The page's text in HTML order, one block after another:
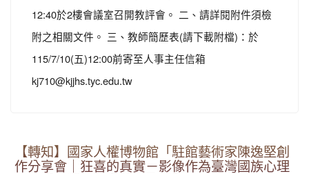
12:40於2樓會議室召開教評會。 二、請詳閱附件須檢
附之相關文件。 三、教師簡歷表(請下載附檔)：於
115/7/10(五)12:00前寄至人事主任信箱
kj710@kjjhs.tyc.edu.tw
【轉知】國家人權博物館「駐館藝術家陳逸堅創
作分享會｜狂喜的真實－影像作為臺灣國族心理